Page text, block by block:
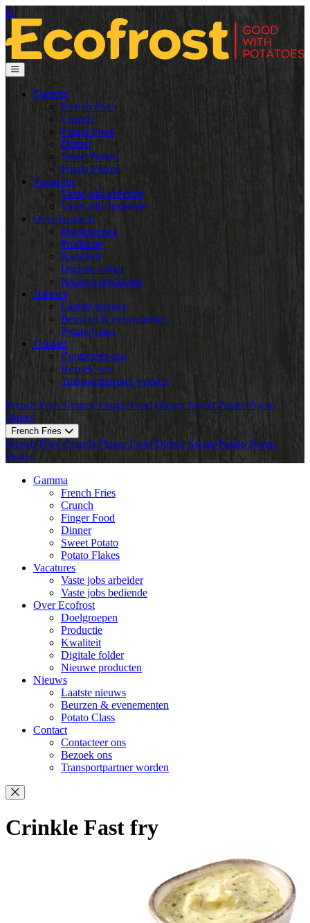
nl
Gamma
French Fries
Crunch
Finger Food
Dinner
Sweet Potato
Potato Flakes
Vacatures
Vaste jobs arbeider
Vaste jobs bediende
Over Ecofrost
Doelgroepen
Productie
Kwaliteit
Digitale folder
Nieuwe producten
Nieuws
Laatste nieuws
Beurzen & evenementen
Potato Class
Contact
Contacteer ons
Bezoek ons
Transportpartner worden
French Fries Crunch Finger Food Dinner Sweet Potato Potato
Flakes
French Fries
French Fries Crunch Finger Food Dinner Sweet Potato Potato
Flakes
Gamma
French Fries
Crunch
Finger Food
Dinner
Sweet Potato
Potato Flakes
Vacatures
Vaste jobs arbeider
Vaste jobs bediende
Over Ecofrost
Doelgroepen
Productie
Kwaliteit
Digitale folder
Nieuwe producten
Nieuws
Laatste nieuws
Beurzen & evenementen
Potato Class
Contact
Contacteer ons
Bezoek ons
Transportpartner worden
Crinkle Fast fry